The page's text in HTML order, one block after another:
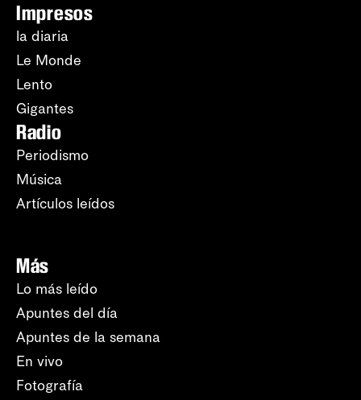
Impresos
la diaria
Le Monde
Lento
Gigantes
Radio
Periodismo
Música
Artículos leídos
Más
Lo más leído
Apuntes del día
Apuntes de la semana
En vivo
Fotografía